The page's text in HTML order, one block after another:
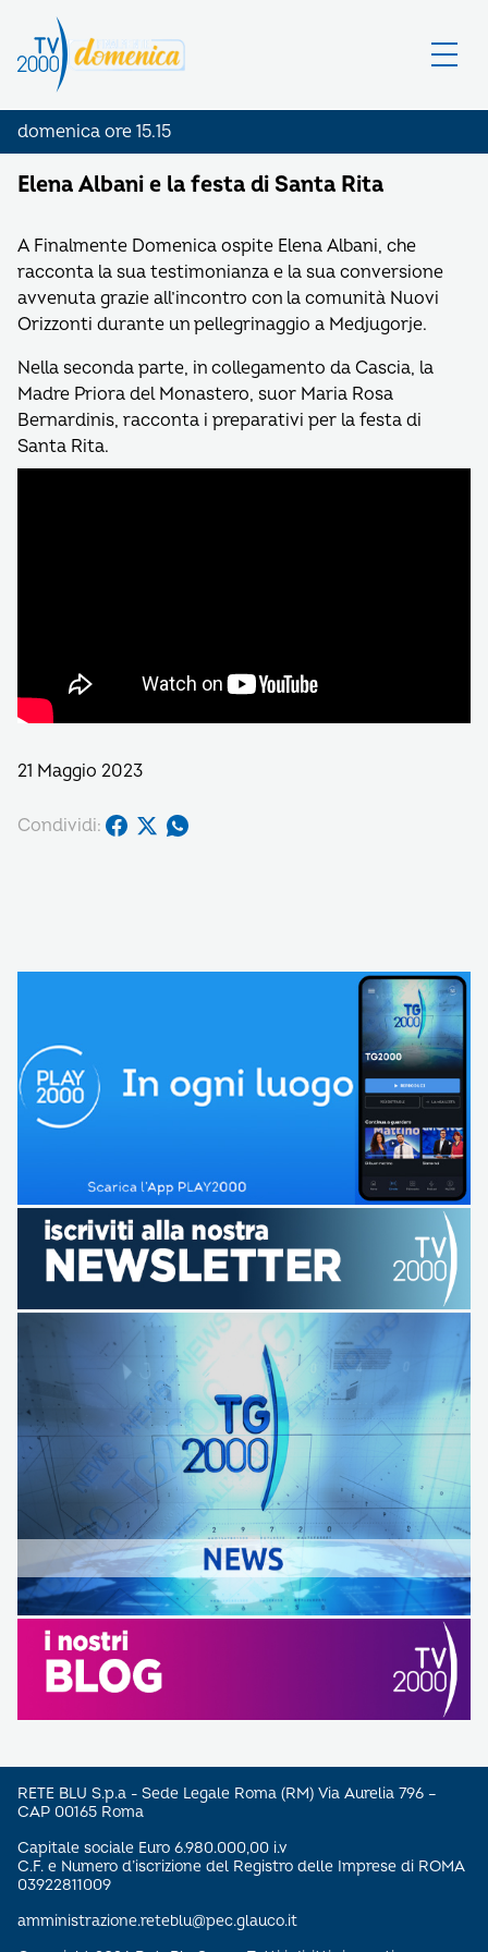
domenica ore 15.15
Elena Albani e la festa di Santa Rita
A Finalmente Domenica ospite Elena Albani, che
racconta la sua testimonianza e la sua conversione
avvenuta grazie all’incontro con la comunità Nuovi
Orizzonti durante un pellegrinaggio a Medjugorje.
Nella seconda parte, in collegamento da Cascia, la
Madre Priora del Monastero, suor Maria Rosa
Bernardinis, racconta i preparativi per la festa di
Santa Rita.
21 Maggio 2023
Condividi:
RETE BLU S.p.a - Sede Legale Roma (RM) Via Aurelia 796 –
CAP 00165 Roma
Capitale sociale Euro 6.980.000,00 i.v
C.F. e Numero d’iscrizione del Registro delle Imprese di ROMA
03922811009
amministrazione.reteblu@pec.glauco.it